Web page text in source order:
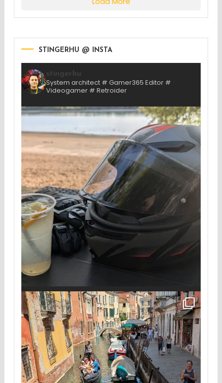
STINGERHU @ INSTA
System architect # Gamer365 Editor #
Videogamer # Retroider